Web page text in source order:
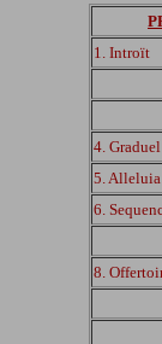
1. Introït
4. Graduel
5. Alleluia
6.
8.